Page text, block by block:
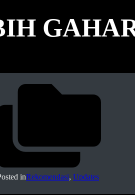
inRekomendasi, Updates